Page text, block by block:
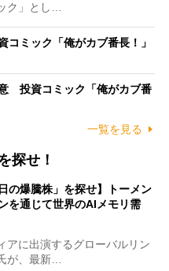
ク」とし…
ミック「俺がカブ番長！」
投資コミック「俺がカブ番
一覧を見る
探せ！
の爆騰株」を探せ】トーメン
を通じて世界のAIメモリ需
に出演するグローバルリン
が、最新…